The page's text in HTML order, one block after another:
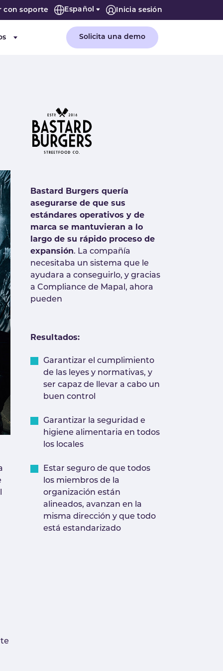
con soporte Español Inicia sesión
"Empresa"
Submenu for "Recursos"
Solicita una demo
Bastard Burgers quería
asegurarse de que sus
estándares operativos y de
marca se mantuvieran a lo
largo de su rápido proceso de
expansión. La compañía
necesitaba un sistema que le
ayudara a conseguirlo, y gracias
a Compliance de Mapal, ahora
pueden
Resultados:
Garantizar el cumplimiento
de las leyes y normativas, y
ser capaz de llevar a cabo un
buen control
Garantizar la seguridad e
higiene alimentaria en todos
los locales
Estar seguro de que todos
los miembros de la
organización están
alineados, avanzan en la
misma dirección y que todo
está estandarizado